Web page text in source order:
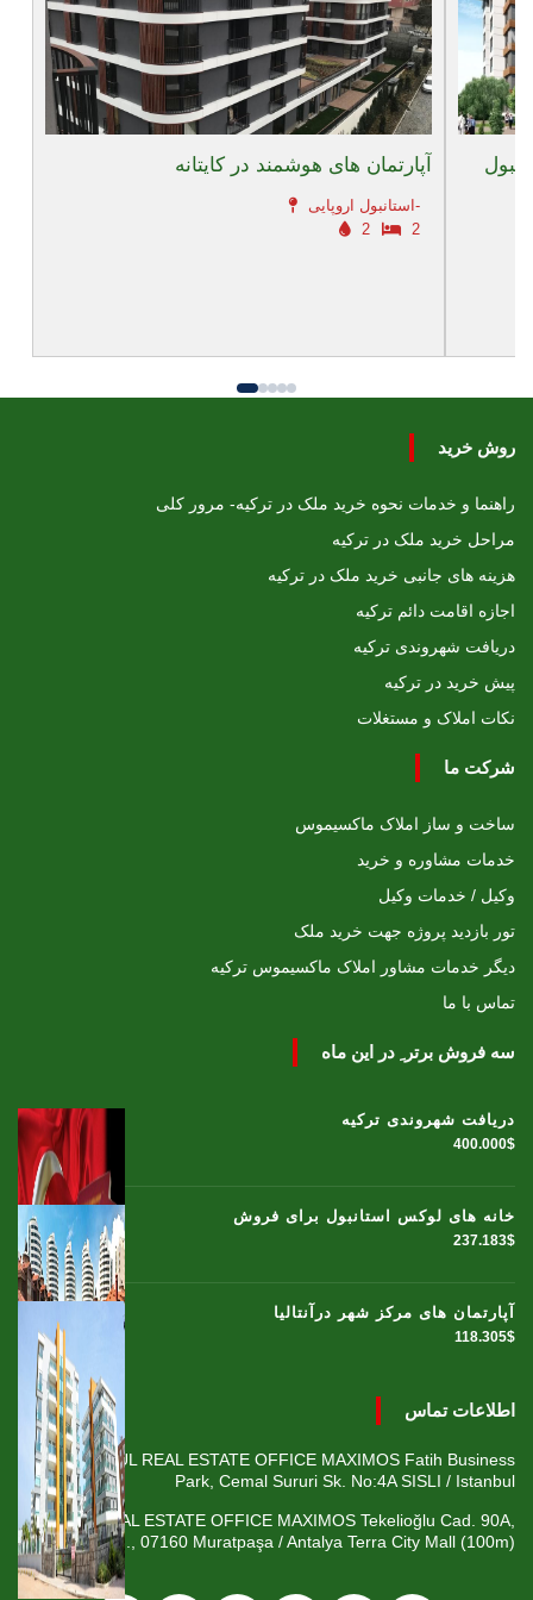
آپارتمان های هوشمند در کایتانه
استانبول اروپایی-
2
2
روش خرید
راهنما و خدمات نحوه خرید ملک در ترکیه- مرور کلی
مراحل خرید ملک در ترکیه
هزینه های جانبی خرید ملک در ترکیه
اجازه اقامت دائم ترکیه
دریافت شهروندی ترکیه
پیش خرید در ترکیه
نکات املاک و مستغلات
شرکت ما
ساخت و ساز املاک ماکسیموس
خدمات مشاوره و خرید
وکیل / خدمات وکیل
تور بازدید پروژه جهت خرید ملک
دیگر خدمات مشاور املاک ماکسیموس ترکیه
تماس با ما
سه فروش برتر ِ در این ماه
دریافت شهروندی ترکیه
400.000$
خانه های لوکس استانبول برای فروش
237.183$
آپارتمان های مرکز شهر درآنتالیا
118.305$
اطلاعات تماس
ISTANBUL REAL ESTATE OFFICE MAXIMOS Fatih Business
Park, Cemal Sururi Sk. No:4A SISLI / Istanbul
ANTALYA REAL ESTATE OFFICE MAXIMOS Tekelioğlu Cad. 90A,
Fener Mah., 07160 Muratpaşa / Antalya Terra City Mall (100m)